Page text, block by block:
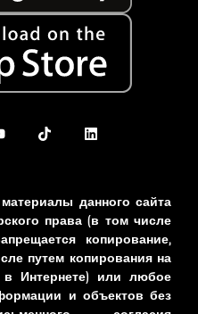
материалы данного сайта
права (в том числе
копирование,
путем копирования на
Интернете) или любое
и объектов без